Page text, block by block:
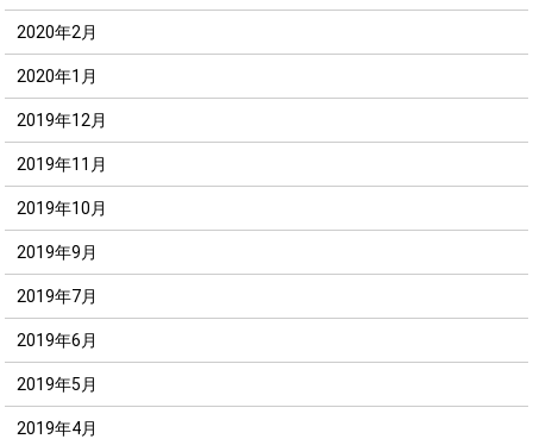
2020年2月
2020年1月
2019年12月
2019年11月
2019年10月
2019年9月
2019年7月
2019年6月
2019年5月
2019年4月